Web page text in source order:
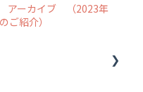
アーカイブ （2023年
ご紹介）